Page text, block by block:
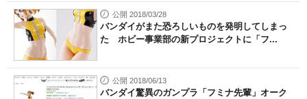
公開 2018/03/28
バンダイがまた恐ろしいものを発明してしまっ
た ホビー事業部の新プロジェクトに「フ...
公開 2018/06/13
バンダイ驚異のガンプラ「フミナ先輩」オーク